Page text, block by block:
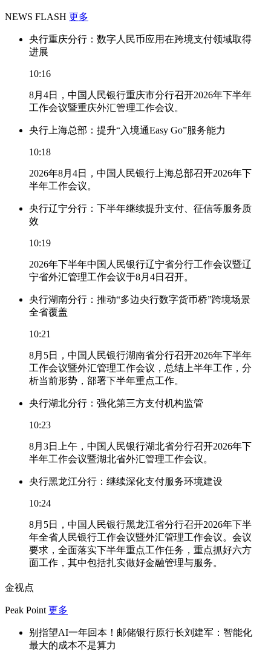
NEWS FLASH 更多
央行重庆分行：数字人民币应用在跨境支付领域取得
进展
10:16
8月4日，中国人民银行重庆市分行召开2026年下半年
工作会议暨重庆外汇管理工作会议。
央行上海总部：提升“入境通Easy Go”服务能力
10:18
2026年8月4日，中国人民银行上海总部召开2026年下
半年工作会议。
央行辽宁分行：下半年继续提升支付、征信等服务质
效
10:19
2026年下半年中国人民银行辽宁省分行工作会议暨辽
宁省外汇管理工作会议于8月4日召开。
央行湖南分行：推动“多边央行数字货币桥”跨境场景
全省覆盖
10:21
8月5日，中国人民银行湖南省分行召开2026年下半年
工作会议暨外汇管理工作会议，总结上半年工作，分
析当前形势，部署下半年重点工作。
央行湖北分行：强化第三方支付机构监管
10:23
8月3日上午，中国人民银行湖北省分行召开2026年下
半年工作会议暨湖北省外汇管理工作会议。
央行黑龙江分行：继续深化支付服务环境建设
10:24
8月5日，中国人民银行黑龙江省分行召开2026年下半
年全省人民银行工作会议暨外汇管理工作会议。会议
要求，全面落实下半年重点工作任务，重点抓好六方
面工作，其中包括扎实做好金融管理与服务。
金视点
Peak Point 更多
别指望AI一年回本！邮储银行原行长刘建军：智能化
最大的成本不是算力